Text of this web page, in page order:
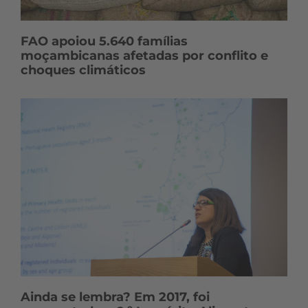
FAO apoiou 5.640 famílias
moçambicanas afetadas por conflito e
choques climáticos
Ainda se lembra? Em 2017, foi